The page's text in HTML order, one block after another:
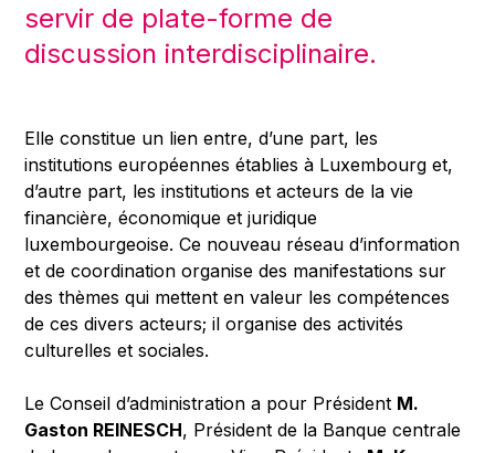
servir de plate-forme de
discussion interdisciplinaire.
Elle constitue un lien entre, d’une part, les
institutions européennes établies à Luxembourg et,
d’autre part, les institutions et acteurs de la vie
financière, économique et juridique
luxembourgeoise. Ce nouveau réseau d’information
et de coordination organise des manifestations sur
des thèmes qui mettent en valeur les compétences
de ces divers acteurs; il organise des activités
culturelles et sociales.
Le Conseil d’administration a pour Président M.
Gaston REINESCH, Président de la Banque centrale